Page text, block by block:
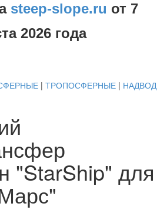
steep-slope.ru от 7
2026 года
| ТРОПОСФЕРНЫЕ |
"StarShip" для